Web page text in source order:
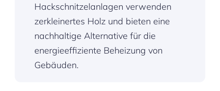
Hackschnitzelanlagen verwenden
zerkleinertes Holz und bieten eine
nachhaltige Alternative für die
energieeffiziente Beheizung von
Gebäuden.